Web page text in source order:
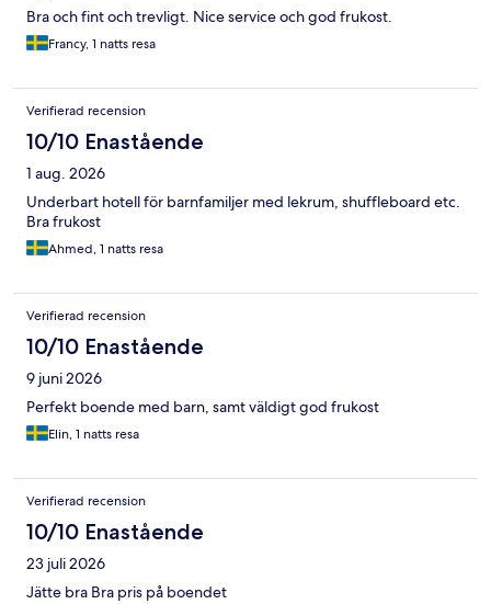
Bra och fint och trevligt. Nice service och god frukost.
Francy, 1 natts resa
Verifierad recension
10/10 Enastående
1 aug. 2026
Underbart hotell för barnfamiljer med lekrum, shuffleboard etc.
Bra frukost
Ahmed, 1 natts resa
Verifierad recension
10/10 Enastående
9 juni 2026
Perfekt boende med barn, samt väldigt god frukost
Elin, 1 natts resa
Verifierad recension
10/10 Enastående
23 juli 2026
Jätte bra Bra pris på boendet